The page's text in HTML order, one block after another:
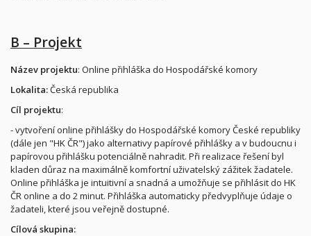
B – Projekt
Název projektu: Online přihláška do Hospodářské komory
Lokalita:Česká republika
Cíl projektu:
- vytvoření online přihlášky do Hospodářské komory České republiky
(dále jen "HK ČR") jako alternativy papírové přihlášky a v budoucnu i
papírovou přihlášku potenciálně nahradit. Při realizace řešení byl
kladen důraz na maximálně komfortní uživatelský zážitek žadatele.
Online přihláška je intuitivní a snadná a umožňuje se přihlásit do HK
ČR online a do 2 minut. Přihláška automaticky předvyplňuje údaje o
žadateli, které jsou veřejně dostupné.
Cílová skupina: